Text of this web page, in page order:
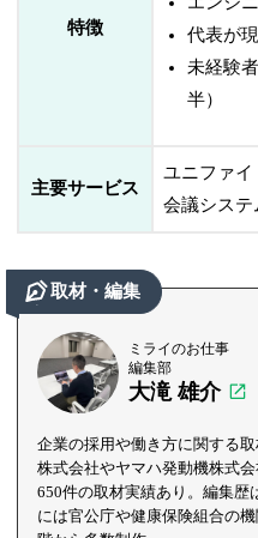
特徴
代表が
未経験
半）
主要サービス
ユニファイ
会議システ
取材・編集
ミライのお仕事
編集部
大滝 雄介
企業の採用や働き方に関する
株式会社やヤマハ発動機株式
650件の取材実績あり。編集歴
には官公庁や健康保険組合の